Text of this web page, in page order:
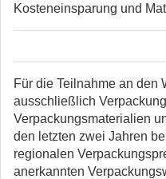
Kosteneinsparung und
Für die Teilnahme an den
ausschließlich
Verpackungsmaterialien
den letzten zwei Jahren
regionalen
anerkannten